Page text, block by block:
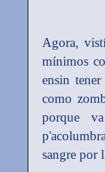
Agora,
mínimos
ensin
como
porque
sangre por